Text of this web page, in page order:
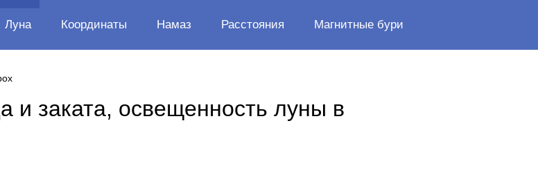
Луна Координаты Намаз Расстояния Магнитные бури
и заката, освещенность луны в